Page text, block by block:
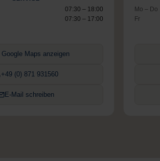
07:30 – 18:00
07:30 – 17:00
Maps anzeigen
+49 (0) 871 931560
E-Mail schreiben
Mo – Do
Fr